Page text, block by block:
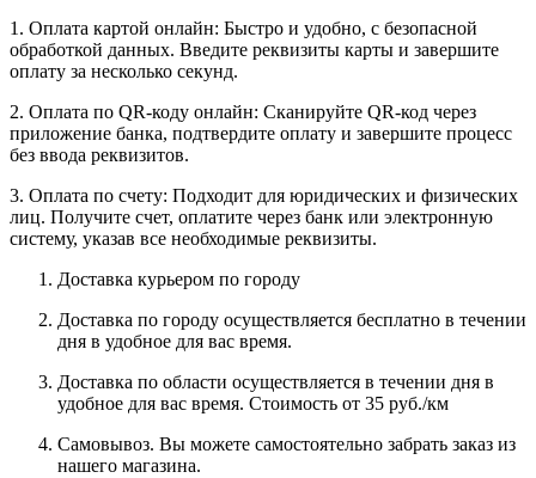
1. Оплата картой онлайн: Быстро и удобно, с безопасной
обработкой данных. Введите реквизиты карты и завершите
оплату за несколько секунд.
2. Оплата по QR-коду онлайн: Сканируйте QR-код через
приложение банка, подтвердите оплату и завершите процесс
без ввода реквизитов.
3. Оплата по счету: Подходит для юридических и физических
лиц. Получите счет, оплатите через банк или электронную
систему, указав все необходимые реквизиты.
Доставка курьером по городу
Доставка по городу осуществляется бесплатно в течении
дня в удобное для вас время.
Доставка по области осуществляется в течении дня в
удобное для вас время. Стоимость от 35 руб./км
Самовывоз. Вы можете самостоятельно забрать заказ из
нашего магазина.